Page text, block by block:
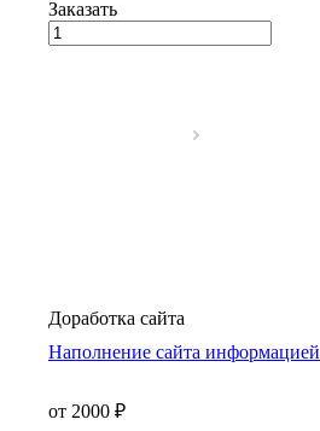
Заказать
Доработка сайта
Наполнение сайта информацией
от 2000 ₽